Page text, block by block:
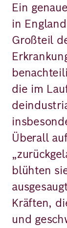
Ein
in
Großteil
die im
Überall
blühten
Kräften,
und